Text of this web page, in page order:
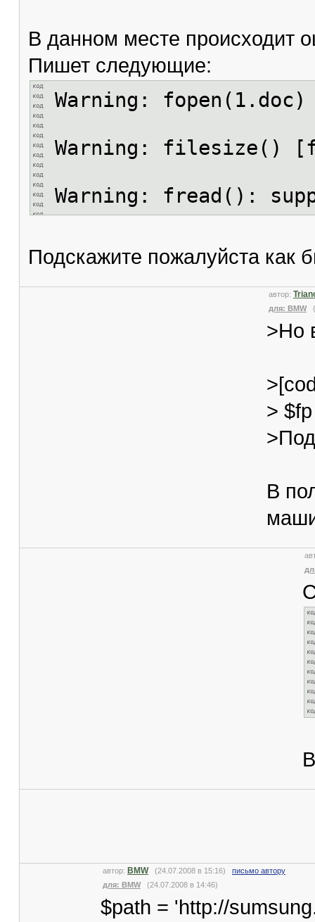
В данном месте происходит
Пишет следующие:
Warning:
Warning: filesize()
Warning: fread():
Подскажите пожалуйста как
автор:
для: BMW
>Но
>
В
автор: BMW(24.07.2008 в 15:16) письмо автору
для: BMW(24.07.2008 в 14:46)
$path = 'http://